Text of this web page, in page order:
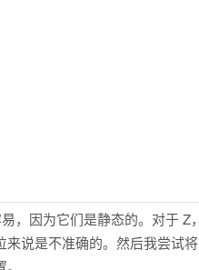
，因为它们是静态的。对于 Z，
说是不准确的。然后我尝试将